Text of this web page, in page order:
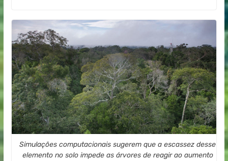
Simulações computacionais sugerem que a escassez desse
elemento no solo impede as árvores de reagir ao aumento